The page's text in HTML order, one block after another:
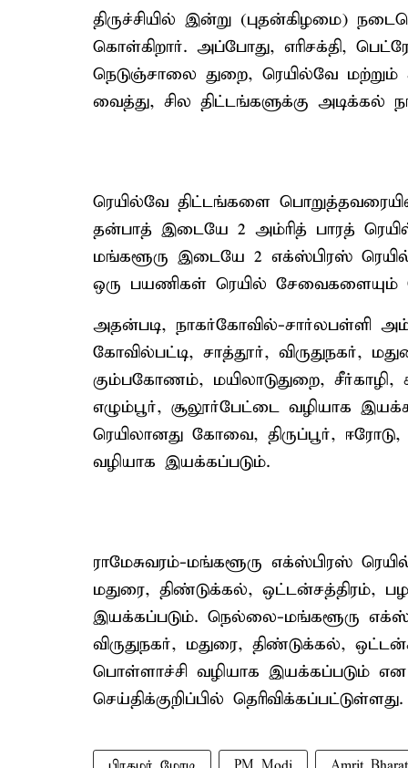
திருச்சியில் இன்று (புதன்கிழமை)
கொள்கிறார். அப்போது, எரிசக்தி,
நெடுஞ்சாலை துறை, ரெயில்வே மற்றும்
வைத்து, சில திட்டங்களுக்கு அடிக்கல்
ரெயில்வே திட்டங்களை
தன்பாத் இடையே 2 அம்ரித் பாரத்
மங்களூரு இடையே 2 எக்ஸ்பிரஸ்
ஒரு பயணிகள் ரெயில் சேவைகளையும்
அதன்படி, நாகர்கோவில்-சார்லபள்ளி
கோவில்பட்டி, சாத்தூர், விருதுநகர்,
கும்பகோணம், மயிலாடுதுறை, சீர்காழி,
எழும்பூர், சூலூர்பேட்டை வழியாக
ரெயிலானது கோவை, திருப்பூர்,
வழியாக இயக்கப்படும்.
ராமேசுவரம்-மங்களூரு எக்ஸ்பிரஸ்
மதுரை, திண்டுக்கல், ஒட்டன்சத்திரம்,
இயக்கப்படும். நெல்லை-மங்களூரு
விருதுநகர், மதுரை, திண்டுக்கல்,
பொள்ளாச்சி வழியாக இயக்கப்படும் என
செய்திக்குறிப்பில் தொிவிக்கப்பட்டுள்ளது.